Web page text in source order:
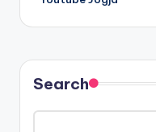
Search